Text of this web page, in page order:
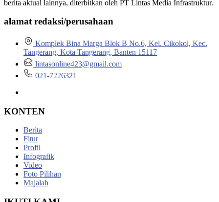
berita aktual lainnya, diterbitkan oleh PT Lintas Media Infrastruktur.
alamat redaksi/perusahaan
Komplek Bina Marga Blok B No.6, Kel. Cikokol, Kec.
Tangerang, Kota Tangerang, Banten 15117
lintasonline423@gmail.com
021-7226321
KONTEN
Berita
Fitur
Profil
Infografik
Video
Foto Pilihan
Majalah